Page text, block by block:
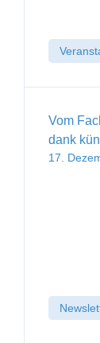
Vom
dank
17.